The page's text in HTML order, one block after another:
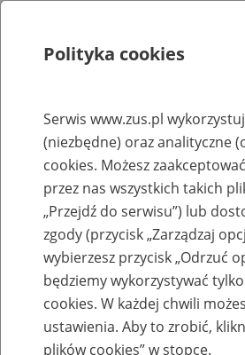
Rejestry, ewidencje i archiwa
Baza zlikwidowanych
przekształconych
Nazwa zakładu pracy:
Polityka cookies
Serwis www.zus.pl
(niezbędne) oraz analityczne
cookies. Możesz
przez nas wszystkich takich
„Przejdź do serwisu”) lub
zgody (przycisk „Zarządzaj
wybierzesz przycisk „Odrzuć
będziemy wykorzystywać
cookies. W każdej chwili
ustawienia. Aby to zrobić,
plików cookies” w stopce.